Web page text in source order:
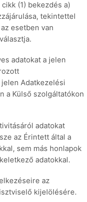
(1) bekezdés a)
tekintettel
esetben van
adatokat a jelen
Adatkezelési
a Külső szolgáltatókon
adatokat
az Érintett által a
sem más honlapok
adatokkal.
az
kijelölésére.